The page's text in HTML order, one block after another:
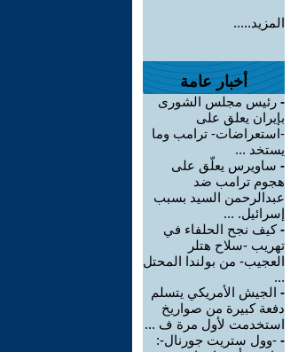
المزيد.....
أخبار عامة
- رئيس مجلس الشورى
بإيران يعلق على
-استعراضات- ترامب وما
يستخد ...
- ساويرس يعلّق على
هجوم ترامب ضد
عبدالرحمن السيد بسبب
إسرائيل. ...
-كيف نجح الحلفاء في
تهريب -سلاح هتلر
العجيب- من بولندا المحتل
...
- الجيش الأمريكي يتسلم
دفعة كبيرة من صواريخ
استخدمت لأول مرة ف ...
- -وول ستريت جورنال-: